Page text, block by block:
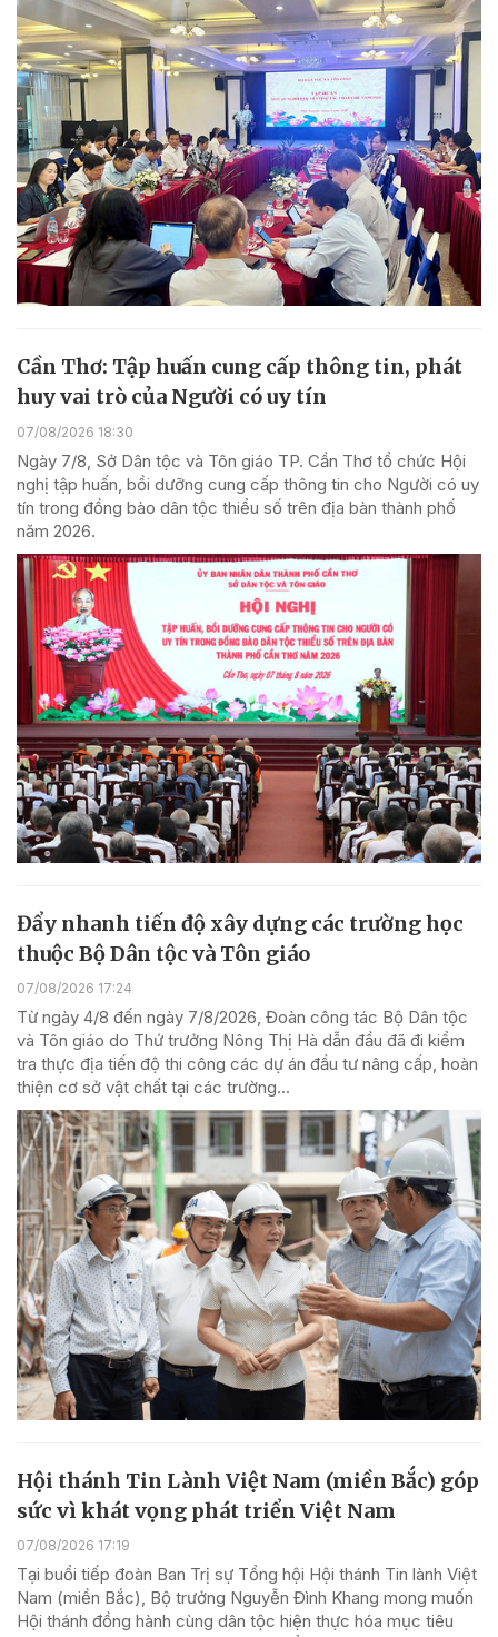
Cần Thơ: Tập huấn cung cấp thông tin, phát
huy vai trò của Người có uy tín
07/08/2026 18:30
Ngày 7/8, Sở Dân tộc và Tôn giáo TP. Cần Thơ tổ chức Hội
nghị tập huấn, bồi dưỡng cung cấp thông tin cho Người có uy
tín trong đồng bào dân tộc thiểu số trên địa bàn thành phố
năm 2026.
Đẩy nhanh tiến độ xây dựng các trường học
thuộc Bộ Dân tộc và Tôn giáo
07/08/2026 17:24
Từ ngày 4/8 đến ngày 7/8/2026, Đoàn công tác Bộ Dân tộc
và Tôn giáo do Thứ trưởng Nông Thị Hà dẫn đầu đã đi kiểm
tra thực địa tiến độ thi công các dự án đầu tư nâng cấp, hoàn
thiện cơ sở vật chất tại các trường...
Hội thánh Tin Lành Việt Nam (miền Bắc) góp
sức vì khát vọng phát triển Việt Nam
07/08/2026 17:19
Tại buổi tiếp đoàn Ban Trị sự Tổng hội Hội thánh Tin lành Việt
Nam (miền Bắc), Bộ trưởng Nguyễn Đình Khang mong muốn
Hội thánh đồng hành cùng dân tộc hiện thực hóa mục tiêu